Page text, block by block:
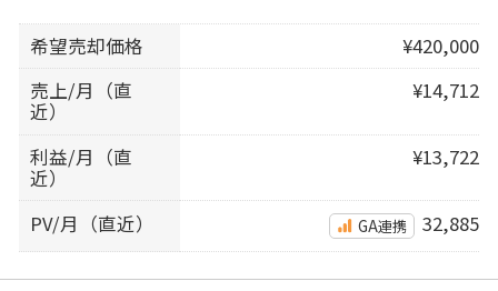
希望売却価格
¥420,000
売上/月（直
近）
¥14,712
利益/月（直
近）
¥13,722
PV/月（直近） GA連携 32,885